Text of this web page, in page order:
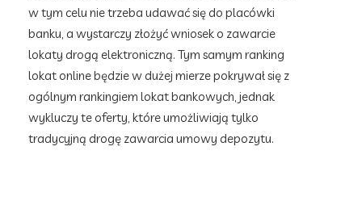
w tym celu nie trzeba udawać się do placówki
banku, a wystarczy złożyć wniosek o zawarcie
lokaty drogą elektroniczną. Tym samym ranking
lokat online będzie w dużej mierze pokrywał się z
ogólnym rankingiem lokat bankowych, jednak
wykluczy te oferty, które umożliwiają tylko
tradycyjną drogę zawarcia umowy depozytu.